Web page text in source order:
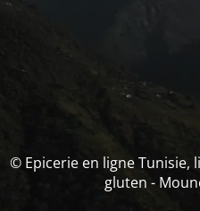
© Epicerie en ligne Tunisie,
gluten -